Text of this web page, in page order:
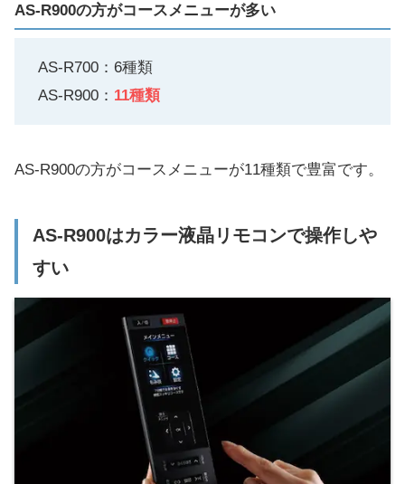
AS-R900の方がコースメニューが多い
AS-R700：6種類
AS-R900： 11種類
AS-R900の方がコースメニューが11種類で豊富です。
AS-R900はカラー液晶リモコンで操作しや
すい